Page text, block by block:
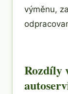
výměnu,
Rozdíly